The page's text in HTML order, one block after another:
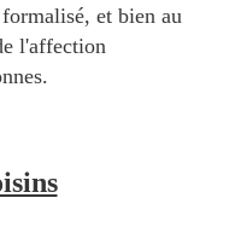
et bien au
l'affection